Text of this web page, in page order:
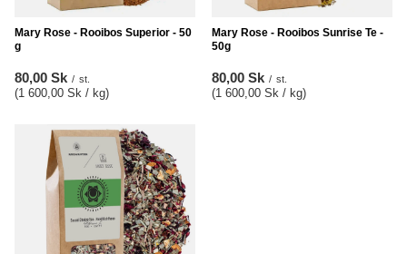
Mary Rose - Rooibos Superior - 50
g
80,00 Sk / st.
(1 600,00 Sk / kg)
Mary Rose - Rooibos Sunrise Te -
50g
80,00 Sk / st.
(1 600,00 Sk / kg)